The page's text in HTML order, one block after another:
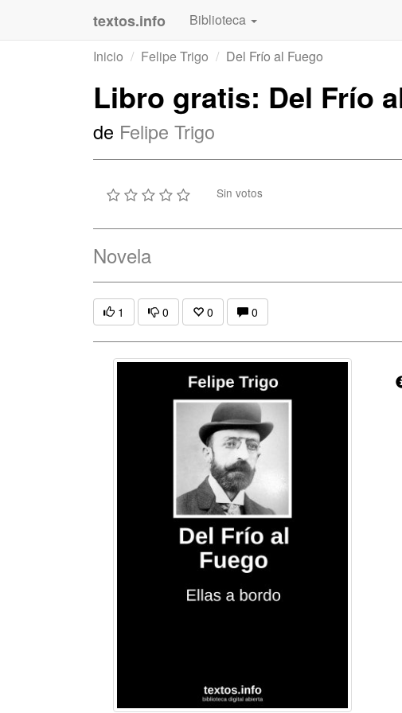
textos.info Biblioteca
Inicio
Felipe Trigo Del Frío al Fuego
Libro gratis: Del Frío
de Felipe Trigo
Sin votos
Novela
1 0 0 0